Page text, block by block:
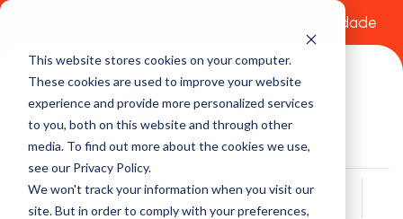
This website stores cookies on your computer.
These cookies are used to improve your website
experience and provide more personalized services
to you, both on this website and through other
media. To find out more about the cookies we use,
see our Privacy Policy.
We won't track your information when you visit our
site. But in order to comply with your preferences,
Política de Privacidade
Buscar